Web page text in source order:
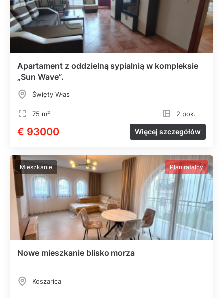
Apartament z oddzielną sypialnią w kompleksie
„Sun Wave”.
Święty Włas
75 m² 2 pok.
€ 93000 Więcej szczegółów
Mieszkanie Plan ratalny
Nowe mieszkanie blisko morza
Koszarica